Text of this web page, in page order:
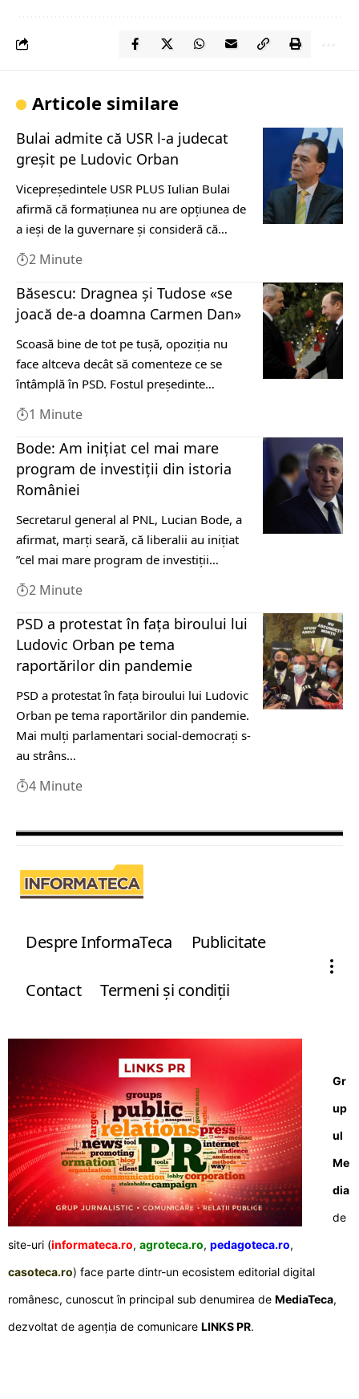
Articole similare
Bulai admite că USR l-a judecat
greșit pe Ludovic Orban
Vicepreşedintele USR PLUS Iulian Bulai
afirmă că formaţiunea nu are opţiunea de
a ieşi de la guvernare şi consideră că…
2 Minute
Băsescu: Dragnea şi Tudose «se
joacă de-a doamna Carmen Dan»
Scoasă bine de tot pe tușă, opoziția nu
face altceva decât să comenteze ce se
întâmplă în PSD. Fostul președinte…
1 Minute
Bode: Am iniţiat cel mai mare
program de investiţii din istoria
României
Secretarul general al PNL, Lucian Bode, a
afirmat, marţi seară, că liberalii au iniţiat
”cel mai mare program de investiţii…
2 Minute
PSD a protestat în fața biroului lui
Ludovic Orban pe tema
raportărilor din pandemie
PSD a protestat în fața biroului lui Ludovic
Orban pe tema raportărilor din pandemie.
Mai mulţi parlamentari social-democraţi s-
au strâns…
4 Minute
Despre InformaTeca Publicitate
Contact Termeni şi condiţii
Gr
up
ul
Me
dia
de
site-uri (informateca.ro, agroteca.ro, pedagoteca.ro,
casoteca.ro) face parte dintr-un ecosistem editorial digital
românesc, cunoscut în principal sub denumirea de MediaTeca,
dezvoltat de agenția de comunicare LINKS PR.